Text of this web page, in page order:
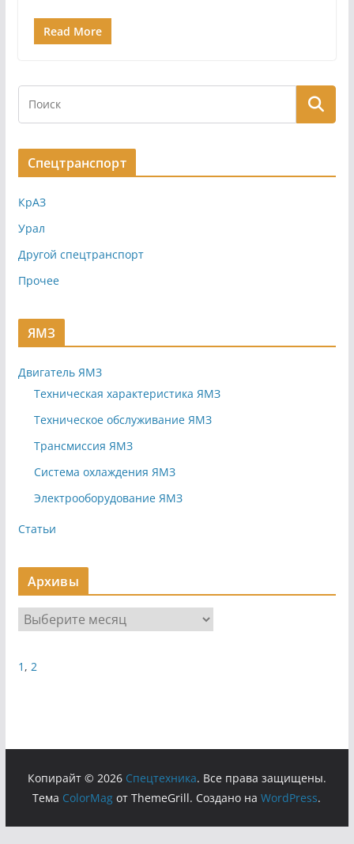
Read More
Спецтранспорт
КрАЗ
Урал
Другой спецтранспорт
Прочее
ЯМЗ
Двигатель ЯМЗ
Техническая характеристика ЯМЗ
Техническое обслуживание ЯМЗ
Трансмиссия ЯМЗ
Система охлаждения ЯМЗ
Электрооборудование ЯМЗ
Статьи
Архивы
р
и
1 , 2
Копирайт © 2026 Cпецтехника. Все права защищены.
Тема ColorMag от ThemeGrill. Создано наWordPress.